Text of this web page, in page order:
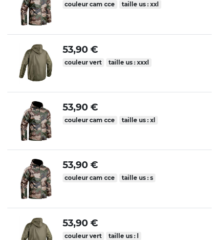
couleur cam cce taille us : xxl
53,90 €
couleur vert taille us : xxxl
53,90 €
couleur cam cce taille us : xl
53,90 €
couleur cam cce taille us : s
53,90 €
couleur vert taille us : l